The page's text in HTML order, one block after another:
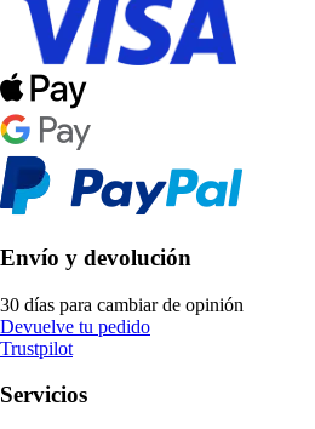
Envío y devolución
30 días para cambiar de opinión
Devuelve tu pedido
Trustpilot
Servicios